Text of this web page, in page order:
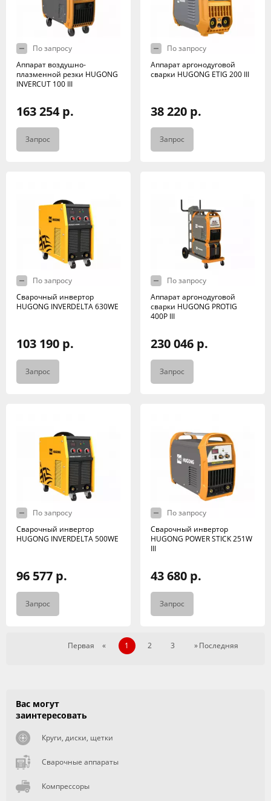
По запросу
Аппарат воздушно-
плазменной резки HUGONG
INVERCUT 100 III
163 254 р.
Запрос
По запросу
Аппарат аргонодуговой
сварки HUGONG ETIG 200 III
38 220 р.
Запрос
По запросу
Сварочный инвертор
HUGONG INVERDELTA 630WE
103 190 р.
Запрос
По запросу
Аппарат аргонодуговой
сварки HUGONG PROTIG
400P III
230 046 р.
Запрос
По запросу
Сварочный инвертор
HUGONG INVERDELTA 500WE
96 577 р.
Запрос
По запросу
Сварочный инвертор
HUGONG POWER STICK 251W
III
43 680 р.
Запрос
Первая « 1 2 3 » Последняя
Вас могут
заинтересовать
Круги, диски, щетки
Сварочные аппараты
Компрессоры